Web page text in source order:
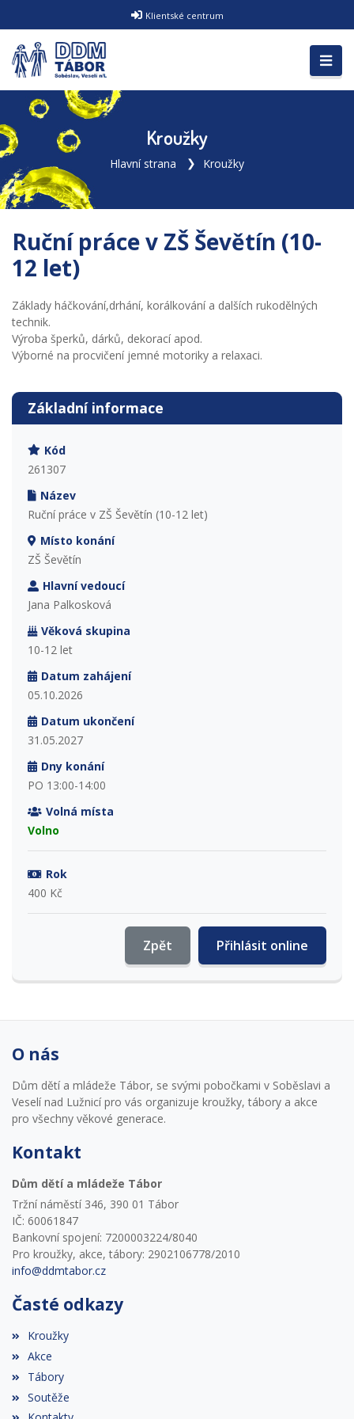
Klientské centrum
Kroužky
Hlavní strana Kroužky
Ruční práce v ZŠ Ševětín (10-
12 let)
Základy háčkování,drhání, korálkování a dalších rukodělných
technik.
Výroba šperků, dárků, dekorací apod.
Výborné na procvičení jemné motoriky a relaxaci.
Základní informace
Kód
261307
Název
Ruční práce v ZŠ Ševětín (10-12 let)
Místo konání
ZŠ Ševětín
Hlavní vedoucí
Jana Palkosková
Věková skupina
10-12 let
Datum zahájení
05.10.2026
Datum ukončení
31.05.2027
Dny konání
PO 13:00-14:00
Volná místa
Volno
Rok
400 Kč
Přihlásit online
Zpět
O nás
Dům dětí a mládeže Tábor, se svými pobočkami v Soběslavi a
Veselí nad Lužnicí pro vás organizuje kroužky, tábory a akce
pro všechny věkové generace.
Kontakt
Dům dětí a mládeže Tábor
Tržní náměstí 346, 390 01 Tábor
IČ: 60061847
Bankovní spojení: 7200003224/8040
Pro kroužky, akce, tábory: 2902106778/2010
info@ddmtabor.cz
Časté odkazy
Kroužky
Akce
Tábory
Soutěže